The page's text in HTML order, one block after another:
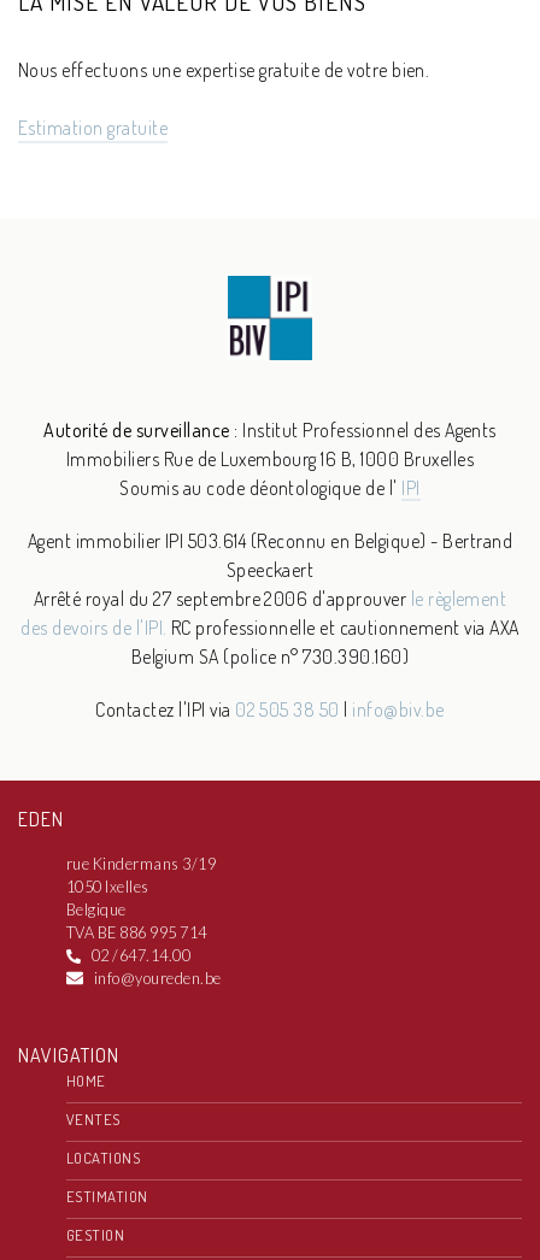
Nous effectuons une expertise gratuite de votre bien.
Estimation gratuite
Autorité de surveillance : Institut Professionnel des Agents
Immobiliers Rue de Luxembourg 16 B, 1000 Bruxelles
Soumis au code déontologique de l' IPI
Agent immobilier IPI 503.614 (Reconnu en Belgique) - Bertrand
Speeckaert
Arrêté royal du 27 septembre 2006 d'approuver le règlement
des devoirs de l'IPI. RC professionnelle et cautionnement via AXA
Belgium SA (police n° 730.390.160)
Contactez l'IPI via 02 505 38 50 info@biv.be
EDEN
rue Kindermans 3/19
1050 Ixelles
Belgique
TVA BE 886 995 714
02 /647.14.00
info@youreden.be
NAVIGATION
HOME
VENTES
LOCATIONS
ESTIMATION
GESTION